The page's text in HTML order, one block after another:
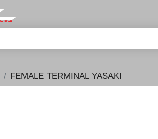
FEMALE TERMINAL YASAKI